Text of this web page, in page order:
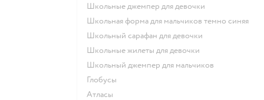
Школьные джемпер для девочки
Школьная форма для мальчиков темно синяя
Школьный сарафан для девочки
Школьные жилеты для девочки
Школьный джемпер для мальчиков
Глобусы
Атласы